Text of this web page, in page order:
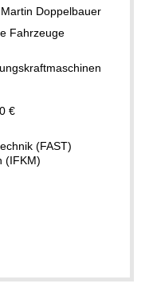
Doppelbauer
Fahrzeuge
€
(FAST)
(IFKM)